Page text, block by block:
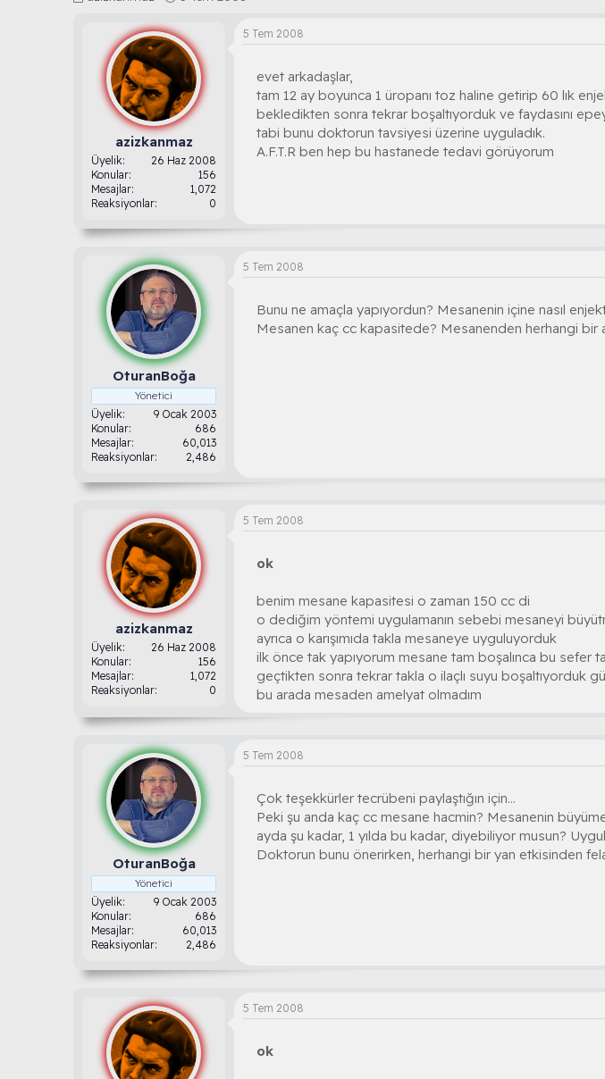
a
a
l
a
n
g
ı
ç
t
a
azizkanmaz
Üyelik
26 Haz 2008
Konular
156
Mesajlar
1,072
Reaksiyonlar
0
5 Tem 2008
evet arkadaşlar,
tam 12 ay boyunca 1 üropanı toz haline getirip 60 lık
bekledikten sonra tekrar boşaltıyorduk ve faydasını
tabi bunu doktorun tavsiyesi üzerine uyguladık.
A.F.T.R ben hep bu hastanede tedavi görüyorum
OturanBoğa
Yönetici
Üyelik
9 Ocak 2003
Konular
686
Mesajlar
60,013
Reaksiyonlar
2,486
5 Tem 2008
Bunu ne amaçla yapıyordun? Mesanenin içine nasıl
Mesanen kaç cc kapasitede? Mesanenden herhangi bir
azizkanmaz
Üyelik
26 Haz 2008
Konular
156
Mesajlar
1,072
Reaksiyonlar
0
5 Tem 2008
ok
benim mesane kapasitesi o zaman 150 cc di
o dediğim yöntemi uygulamanın sebebi mesaneyi
ayrıca o karışımıda takla mesaneye uyguluyorduk
ilk önce tak yapıyorum mesane tam boşalınca bu sefer
geçtikten sonra tekrar takla o ilaçlı suyu boşaltıyorduk
bu arada mesaden amelyat olmadım
OturanBoğa
Yönetici
Üyelik
9 Ocak 2003
Konular
686
Mesajlar
60,013
Reaksiyonlar
2,486
5 Tem 2008
Çok teşekkürler tecrübeni paylaştığın için...
Peki şu anda kaç cc mesane hacmin? Mesanenin
ayda şu kadar, 1 yılda bu kadar, diyebiliyor musun?
Doktorun bunu önerirken, herhangi bir yan etkisinden
5 Tem 2008
ok